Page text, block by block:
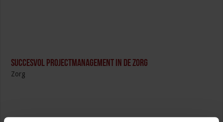
Succesvol Projectmanagement in de Zorg
Zorg